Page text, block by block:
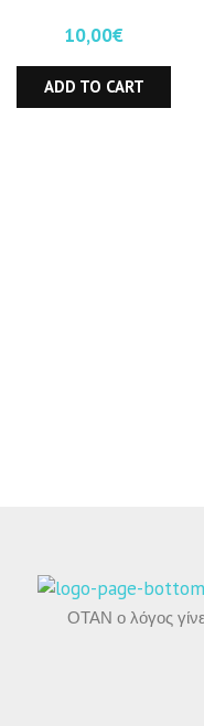
10,00€
ADD TO CART
ΟΤΑΝ ο λόγος